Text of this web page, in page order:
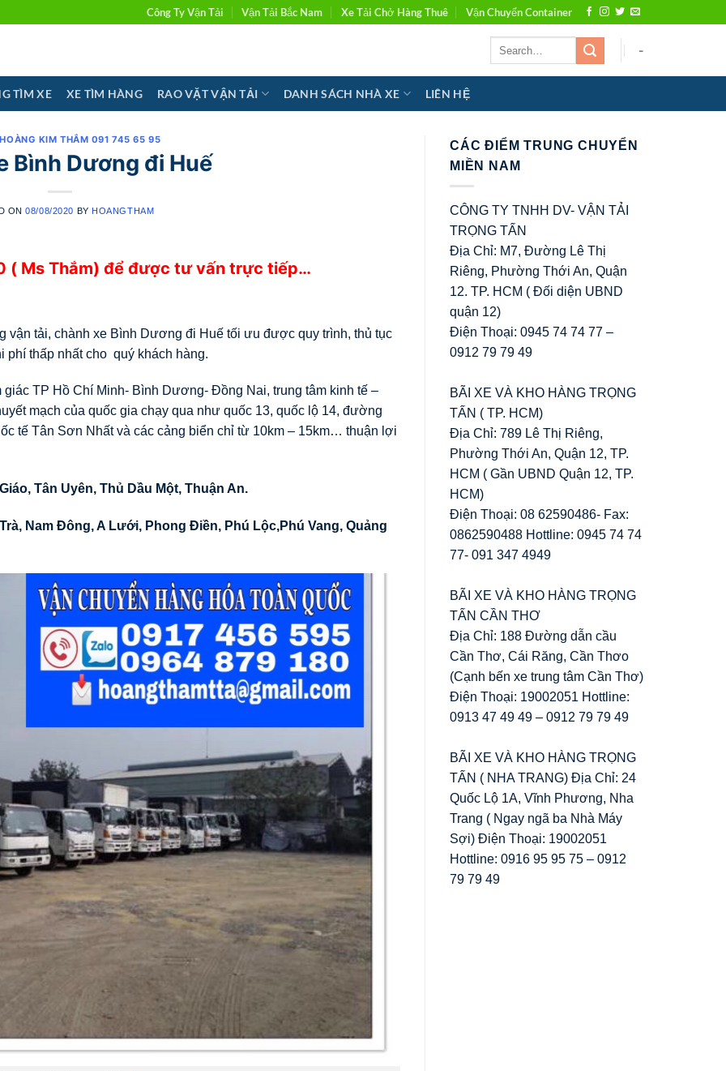
Công Ty Vận Tải Vận Tải Bắc Nam Xe Tải Chở Hàng Thuê Vận Chuyển Container
-
TÌM XE XE TÌM HÀNG RAO VẶT VẬN TẢI DANH SÁCH NHÀ XE LIÊN HỆ
KIM THẮM 091 745 65 95
Bình Dương đi Huế
ON08/08/2020 BY HOANGTHAM
( Ms Thắm) để được tư vấn trực tiếp…
vận tải, chành xe Bình Dương đi Huế tối ưu được quy trình, thủ tục
phí thấp nhất cho quý khách hàng.
TP Hồ Chí Minh- Bình Dương- Đồng Nai, trung tâm kinh tế –
mạch của quốc gia chạy qua như quốc 13, quốc lộ 14, đường
tế Tân Sơn Nhất và các cảng biển chỉ từ 10km – 15km… thuận lợi
Tân Uyên, Thủ Dầu Một, Thuận An.
, Nam Đông,A Lưới, Phong Điền, Phú Lộc,Phú Vang, Quảng
CÁC ĐIỂM TRUNG CHUYỂN
MIỀN NAM
CÔNG TY TNHH DV- VẬN TẢI
TRỌNG TẤN
Địa Chỉ: M7, Đường Lê Thị
Riêng, Phường Thới An, Quận
12. TP. HCM ( Đối diện UBND
quận 12)
Điện Thoại: 0945 74 74 77 –
0912 79 79 49
BÃI XE VÀ KHO HÀNG TRỌNG
TẤN ( TP. HCM)
Địa Chỉ: 789 Lê Thị Riêng,
Phường Thới An, Quận 12, TP.
HCM ( Gần UBND Quận 12, TP.
HCM)
Điện Thoại: 08 62590486- Fax:
0862590488 Hottline: 0945 74 74
77- 091 347 4949
BÃI XE VÀ KHO HÀNG TRỌNG
TẤN CẦN THƠ
Địa Chỉ: 188 Đường dẫn cầu
Cần Thơ, Cái Răng, Cần Thơo
(Cạnh bến xe trung tâm Cần Thơ)
Điện Thoại: 19002051 Hottline:
0913 47 49 49 – 0912 79 79 49
BÃI XE VÀ KHO HÀNG TRỌNG
TẤN ( NHA TRANG) Địa Chỉ: 24
Quốc Lộ 1A, Vĩnh Phương, Nha
Trang ( Ngay ngã ba Nhà Máy
Sợi) Điện Thoại: 19002051
Hottline: 0916 95 95 75 – 0912
79 79 49